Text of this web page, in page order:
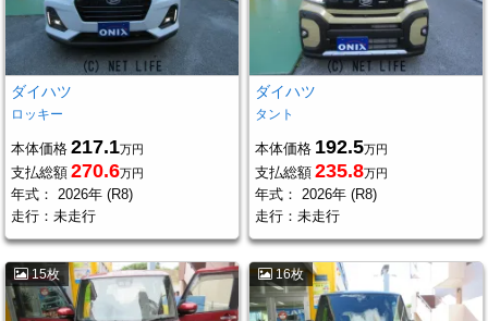
ダイハツ
ロッキー
本体価格 217.1万円
支払総額 270.6万円
年式： 2026年 (R8)
走行：未走行
ダイハツ
タント
本体価格 192.5万円
支払総額 235.8万円
年式： 2026年 (R8)
走行：未走行
15枚 16枚